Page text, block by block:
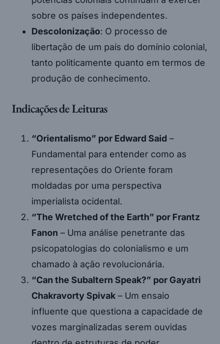
sobre os países independentes.
Descolonização: O processo de
libertação de um país do domínio colonial,
tanto politicamente quanto em termos de
produção de conhecimento.
Indicações de Leituras
“Orientalismo” por Edward Said –
Fundamental para entender como as
representações do Oriente foram
moldadas por uma perspectiva
imperialista ocidental.
“The Wretched of the Earth” por Frantz
Fanon – Uma análise penetrante das
psicopatologias do colonialismo e um
chamado à ação revolucionária.
“Can the Subaltern Speak?” por Gayatri
Chakravorty Spivak – Um ensaio
influente que questiona a capacidade de
vozes marginalizadas serem ouvidas